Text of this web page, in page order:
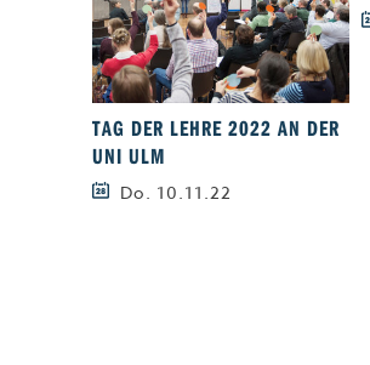
TAG DER LEHRE 2022 AN DER
UNI ULM
Do. 10.11.22